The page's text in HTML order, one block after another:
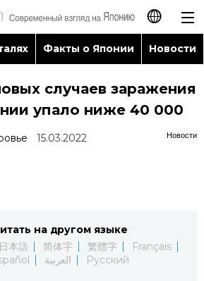
日本語
English
Español
العربية
Факты о Японии Новости
случаев заражения
упало ниже 40 000
Новости
15.03.2022
на другом языке
日本語 简体字 繁體字
Français
العربية Русский